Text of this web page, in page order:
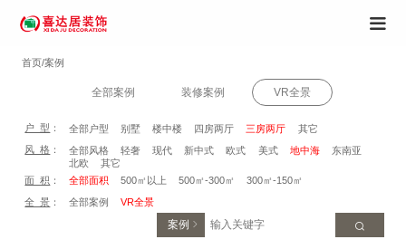
首页/案例
全部案例 装修案例 VR全景
户 型 ： 全部户型 别墅 楼中楼 四房两厅 三房两厅
其它
风 格 ： 全部风格 轻奢 现代 新中式 欧式 美式 地中海
东南亚
北欧
其它
面 积 ： 全部面积 500㎡以上 500㎡-300㎡
300㎡-150㎡
全 景 ： 全部案例 VR全景
案例